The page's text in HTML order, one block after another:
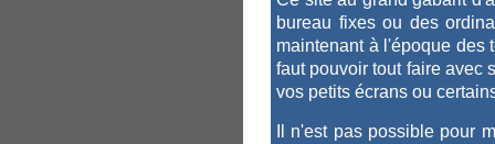
bureau fixes ou des
maintenant à l'époque des
faut pouvoir tout faire avec
vos petits écrans ou
Il n'est pas possible pour